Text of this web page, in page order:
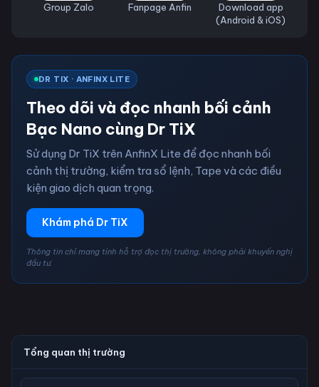
Group Zalo Fanpage Anfin
Download app
(Android & iOS)
DR TIX · ANFINX LITE
Theo dõi và đọc nhanh bối cảnh
Bạc Nano cùng Dr TiX
Sử dụng Dr TiX trên AnfinX Lite để đọc nhanh bối
cảnh thị trường, kiểm tra sổ lệnh, Tape và các điều
kiện giao dịch quan trọng.
Khám phá Dr TiX
Thông tin chỉ mang tính hỗ trợ đọc thị trường, không phải khuyến nghị
đầu tư.
Tổng quan thị trường